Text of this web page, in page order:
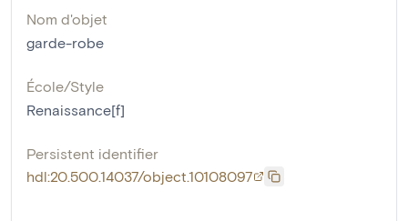
Nom d'objet
garde-robe
École/Style
Renaissance[f]
Persistent identifier
hdl:20.500.14037/object.10108097